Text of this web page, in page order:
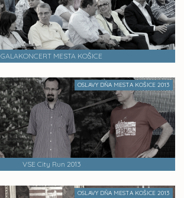
GALAKONCERT MESTA KOŠICE
OSLAVY DŇA MESTA KOŠICE 2013
VSE City Run 2013
OSLAVY DŇA MESTA KOŠICE 2013